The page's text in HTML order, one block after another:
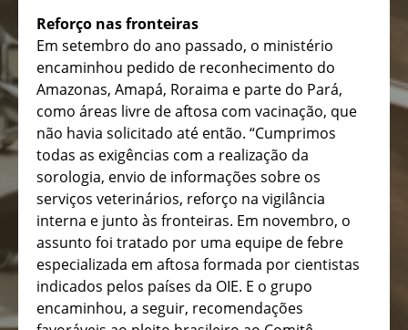
Reforço nas fronteiras
Em setembro do ano passado, o ministério
encaminhou pedido de reconhecimento do
Amazonas, Amapá, Roraima e parte do Pará,
como áreas livre de aftosa com vacinação, que
não havia solicitado até então. “Cumprimos
todas as exigências com a realização da
sorologia, envio de informações sobre os
serviços veterinários, reforço na vigilância
interna e junto às fronteiras. Em novembro, o
assunto foi tratado por uma equipe de febre
especializada em aftosa formada por cientistas
indicados pelos países da OIE. E o grupo
encaminhou, a seguir, recomendações